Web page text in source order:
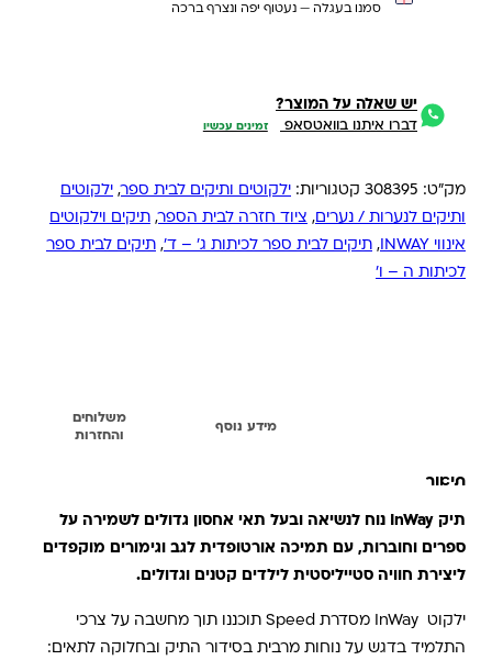
סמנו בעגלה — נעטוף יפה ונצרף ברכה
יש שאלה על המוצר?
דברו איתנו בוואטסאפ זמינים עכשיו
מק"ט:308395 קטגוריות:ילקוטים ותיקים לבית ספר,ילקוטים
ותיקים לנערות / נערים,ציוד חזרה לבית הספר,תיקים וילקוטים
אינווי INWAY
,תיקים לבית ספר לכיתות ג' – ד' ,תיקים לבית ספר
לכיתות ה – ו'
מידע נוסף
משלוחים
והחזרות
תיאור
תיק InWay נוח לנשיאה ובעל תאי אחסון גדולים לשמירה על
ספרים וחוברות, עם תמיכה אורטופדית לגב וגימורים מוקפדים
ליצירת חוויה סטייליסטית לילדים קטנים וגדולים.
ילקוט InWay מסדרת Speed תוכננו תוך מחשבה על צרכי
התלמיד בדגש על נוחות מרבית בסידור התיק ובחלוקה לתאים: